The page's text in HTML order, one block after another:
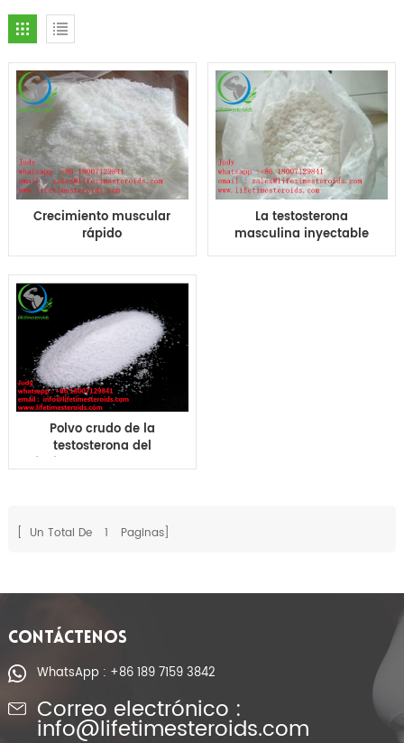
Crecimiento muscular
rápido
Phenylpropionate de la
Crecimiento muscular
rápido CAS 1255-49-8
La testosterona
masculina inyectable
Phenylpropionate TPP
Polvo crudo de la
testosterona del
fenilprop de la prueba
[ Un Total De 1 Paginas]
CONTÁCTENOS
WhatsApp : +86 189 7159 3842
Correo electrónico :
info@lifetimesteroids.com